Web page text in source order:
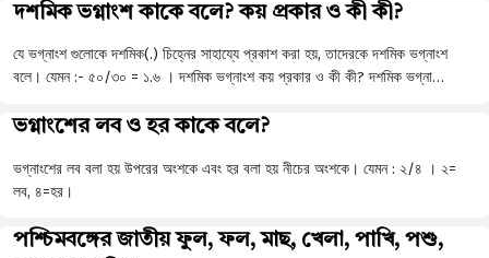
দশমিক ভগ্নাংশ কাকে বলে? কয় প্রকার ও কী কী?
যে ভগ্নাংশ গুলোকে দশমিক(.) চিহ্নের সাহায্যে প্রকাশ করা হয়, তাদেরকে দশমিক ভগ্নাংশ
বলে। যেমন :- ৫০/৩০ = ১.৬ । দশমিক ভগ্নাংশ কয় প্রকার ও কী কী? দশমিক ভগ্না…
ভগ্নাংশের লব ও হর কাকে বলে?
ভগ্নাংশের লব বলা হয় উপরের অংশকে এবং হর বলা হয় নীচের অংশকে। যেমন : ২/৪ । ২=
লব, ৪=হর।
পশ্চিমবঙ্গের জাতীয় ফুল, ফল, মাছ, খেলা, পাখি, পশু,